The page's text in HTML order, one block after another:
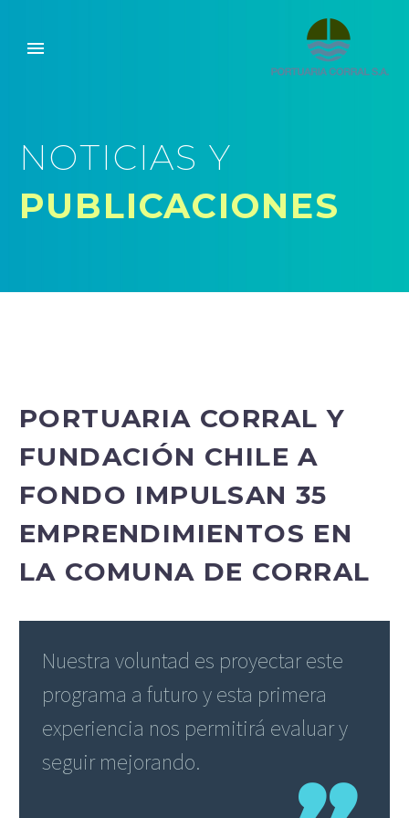
NOTICIAS Y
PUBLICACIONES
PORTUARIA CORRAL Y
FUNDACIÓN CHILE A
FONDO IMPULSAN 35
EMPRENDIMIENTOS EN
LA COMUNA DE CORRAL
Nuestra voluntad es proyectar este
programa a futuro y esta primera
experiencia nos permitirá evaluar y
seguir mejorando.